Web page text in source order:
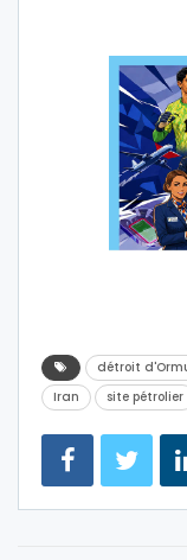
détroit
Iran
site pétrolier